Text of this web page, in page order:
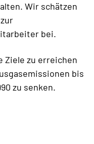
Wir schätzen
bei.
Ziele zu erreichen
bis
zu senken.